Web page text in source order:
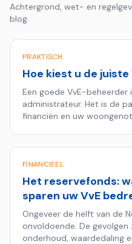
Achtergrond, wet- en
blog.
PRAKTISCH
Hoe kiest u de
Een goede VvE-beheerder
administrateur. Het is de
financiën en uw
FINANCIEEL
Het reservefonds:
sparen uw VvE
Ongeveer de helft van de
onvoldoende. De
onderhoud, waardedaling